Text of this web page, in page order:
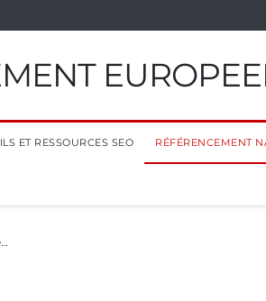
ET RESSOURCES SEO RÉFÉRENCEMENT